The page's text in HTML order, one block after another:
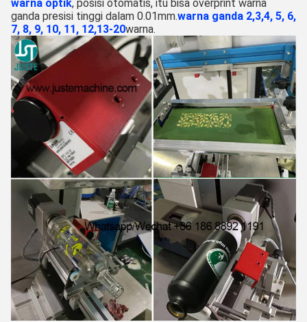
warna optik, posisi otomatis, itu bisa overprint warna
ganda presisi tinggi dalam 0.01mm.warna ganda 2,3,4, 5, 6,
7, 8, 9, 10, 11, 12,13-20warna.